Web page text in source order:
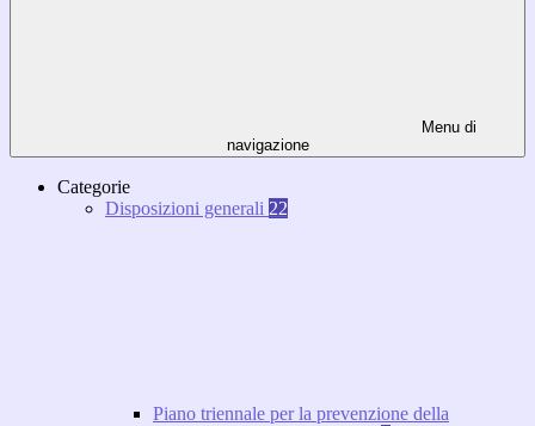
Menu di
navigazione
Categorie
Disposizioni generali 22
Piano triennale per la prevenzione della